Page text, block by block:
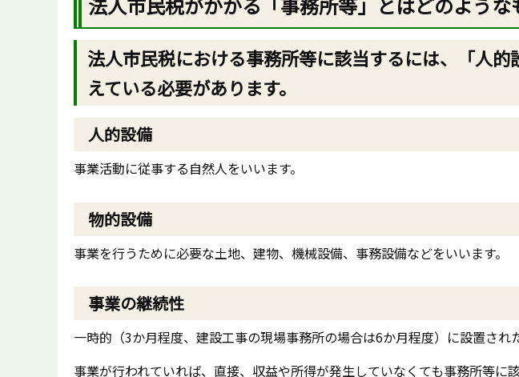
法人市民税における事務所等に該当するには、「人的
えている必要があります。
人的設備
事業活動に従事する自然人をいいます。
物的設備
事業を行うために必要な土地、建物、機械設備、事務設備などをいいます。
事業の継続性
一時的（3か月程度、建設工事の現場事務所の場合は6か月程度）に設置さ
事業が行われていれば、直接、収益や所得が発生していなくても事務所等に該